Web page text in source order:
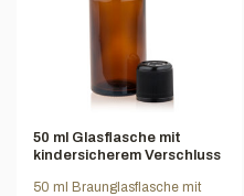
50 ml Glasflasche mit
kindersicherem Verschluss
50 ml Braunglasflasche mit